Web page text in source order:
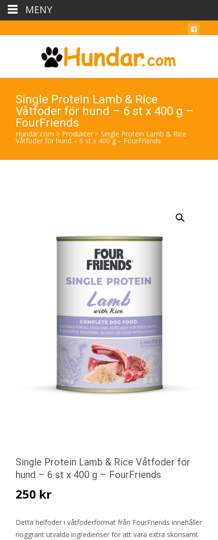
Single Protein Lamb & Rice
Våtfoder för hund – 6 st x 400 g –
FourFriends
Hundar.com > Produkter > Single Protein Lamb & Rice
Våtfoder för hund – 6 st x 400 g – FourFriends
Single Protein Lamb & Rice Våtfoder för
hund – 6 st x 400 g – FourFriends
250 kr
Detta helfoder i våtfoderformat från FourFriends innehåller
noggrant utvalda ingredienser för att vara extra skonsamt
MENY